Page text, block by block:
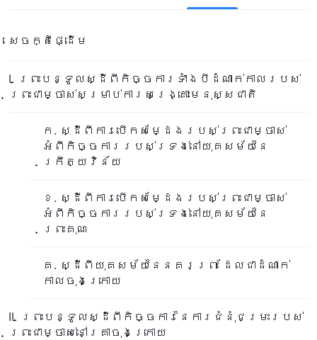
សេចក្តីផ្ដើម
I. ព្រះបន្ទូលស្ដីពីកិច្ចការទាំងបីដំណាក់កាលរបស់
ព្រះជាម្ចាស់សម្រាប់ការសង្រ្គោះមនុស្សជាតិ
ក. ស្ដីពីការបើកសម្ដែងរបស់ព្រះជាម្ចាស់
អំពីកិច្ចការរបស់ទ្រង់នៅយុគសម័យនៃ
ក្រឹត្យវិន័យ
ខ. ស្ដីពីការបើកសម្ដែងរបស់ព្រះជាម្ចាស់
អំពីកិច្ចការរបស់ទ្រង់នៅយុគសម័យនៃ
ព្រះគុណ
គ. ស្ដីពីយុគសម័យនៃនគរព្រះ ដែលជាដំណាក់
កាលចុងក្រោយ
II. ព្រះបន្ទូលស្ដីពីកិច្ចការនៃការជំនុំជម្រះរបស់
ព្រះជាម្ចាស់នៅគ្រាចុងក្រោយ